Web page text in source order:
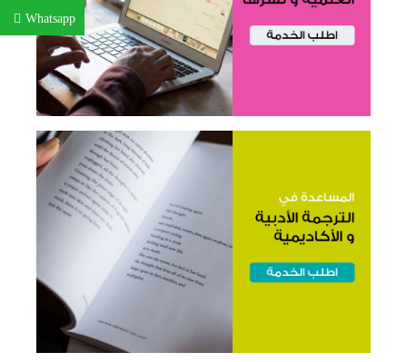
Whatsapp